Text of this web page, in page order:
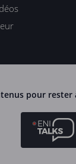
pour rester